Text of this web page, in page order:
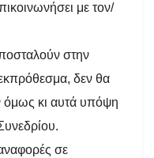
με τον/
στην
δεν θα
όμως κι αυτά υπόψη
σε